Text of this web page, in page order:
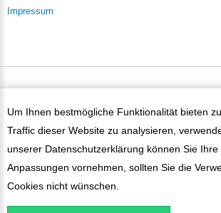
Um Ihnen bestmögliche Funktionalität bieten
Traffic dieser Website zu analysieren,
unserer Datenschutzerklärung können Sie Ihre
Anpassungen vornehmen, sollten Sie die
Cookies nicht wünschen.
Impressum